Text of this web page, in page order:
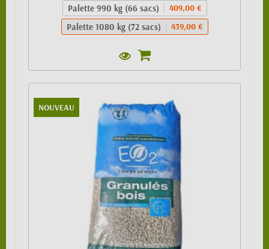
Palette 990 kg (66 sacs) 409,00 €
Palette 1080 kg (72 sacs) 439,00 €
NOUVEAU